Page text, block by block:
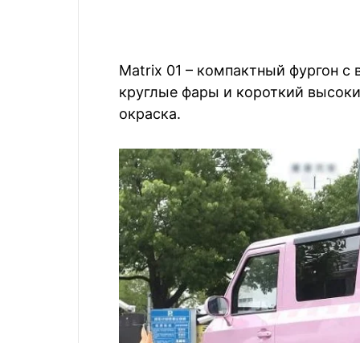
Matrix 01 – компактный фургон
круглые фары и короткий
окраска.